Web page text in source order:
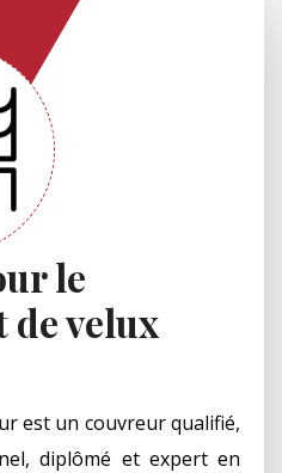
le
de velux
est un couvreur qualifié,
diplômé et expert en